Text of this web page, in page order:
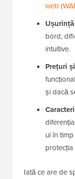
web
bord,
intuitive.
Prețuri
și dacă
ul în
Iată ce are de